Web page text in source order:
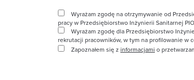
Wyrażam zgodę na otrzymywanie od
pracy w Przedsiębiorstwo Inżynierii Sanitarnej
Wyrażam zgodę dla Przedsiębiorstwo
rekrutacji pracowników, w tym na profilowanie w
Zapoznałem się z informacjami o